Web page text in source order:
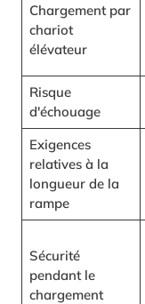
Chargement par
chariot
élévateur
Risque
d'échouage
Exigences
relatives à la
longueur de la
rampe
Sécurité
pendant le
chargement